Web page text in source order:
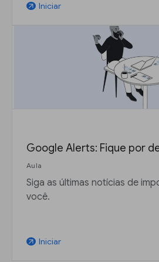
arrow_outward Iniciar
Google Alerts: Fique por
Aula
Siga as últimas notícias de
você.
arrow_outward Iniciar